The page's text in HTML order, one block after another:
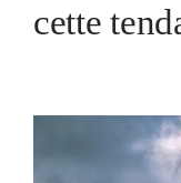
cette